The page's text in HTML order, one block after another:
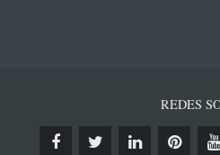
REDES